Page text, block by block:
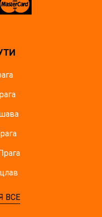
ВСЕ